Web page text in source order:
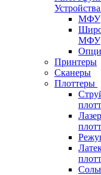
Устройства
МФУ
МФУ
Принтеры
Сканеры
Плоттеры